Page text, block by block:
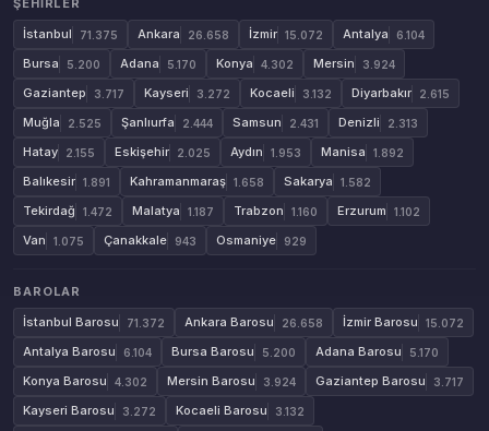
ŞEHIRLER
İstanbul
71.375 Ankara 26.658 İzmir 15.072 Antalya 6.104
Bursa 5.200 Adana 5.170 Konya 4.302 Mersin 3.924
Gaziantep 3.717 Kayseri 3.272 Kocaeli 3.132 Diyarbakır 2.615
Muğla 2.525 Şanlıurfa 2.444 Samsun 2.431 Denizli 2.313
Hatay 2.155 Eskişehir 2.025 Aydın 1.953 Manisa 1.892
Balıkesir 1.891 Kahramanmaraş 1.658 Sakarya 1.582
Tekirdağ 1.472 Malatya 1.187 Trabzon 1.160 Erzurum 1.102
Van 1.075 Çanakkale 943 Osmaniye 929
BAROLAR
İstanbul Barosu
71.372 Ankara Barosu 26.658 İzmir Barosu 15.072
Antalya Barosu 6.104 Bursa Barosu 5.200 Adana Barosu 5.170
Konya Barosu 4.302 Mersin Barosu 3.924 Gaziantep Barosu 3.717
Kayseri Barosu 3.272 Kocaeli Barosu 3.132